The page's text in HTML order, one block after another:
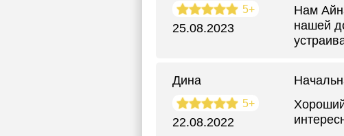
5+
25.08.2023
Нам
нашей
Дина
5+
22.08.2022